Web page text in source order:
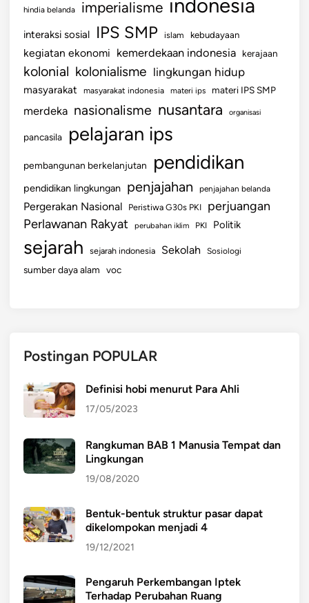
hindia belanda imperialisme indonesia
interaksi sosial IPS SMP islam kebudayaan
kegiatan ekonomi kemerdekaan indonesia kerajaan
kolonial kolonialisme lingkungan hidup
masyarakat masyarakat indonesia materi ips materi IPS SMP
merdeka nasionalisme nusantara organisasi
pancasila pelajaran ips
pembangunan berkelanjutan pendidikan
pendidikan lingkungan penjajahan penjajahan belanda
Pergerakan Nasional Peristiwa G30s PKI perjuangan
Perlawanan Rakyat perubahan iklim PKI Politik
sejarah sejarah indonesia Sekolah Sosiologi
sumber daya alam voc
Postingan POPULAR
Definisi hobi menurut Para Ahli
17/05/2023
Rangkuman BAB 1 Manusia Tempat dan
Lingkungan
19/08/2020
Bentuk-bentuk struktur pasar dapat
dikelompokan menjadi 4
19/12/2021
Pengaruh Perkembangan Iptek
Terhadap Perubahan Ruang